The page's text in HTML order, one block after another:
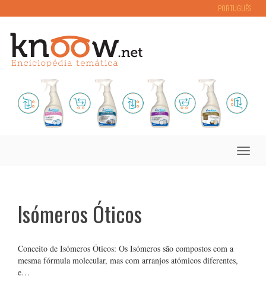
PORTUGUÊS
Toggle
Isómeros Óticos
Conceito de Isómeros Óticos: Os Isómeros são compostos com a
mesma fórmula molecular, mas com arranjos atómicos diferentes,
e…